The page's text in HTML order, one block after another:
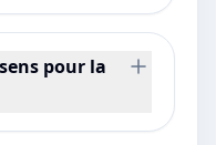
pour la